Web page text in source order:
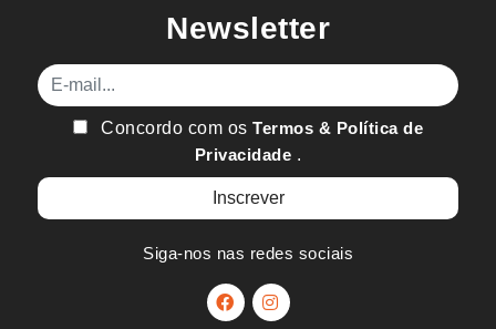
Newsletter
E-mail
Concordo com osTermos & Política de
Privacidade .
Siga-nos nas redes sociais